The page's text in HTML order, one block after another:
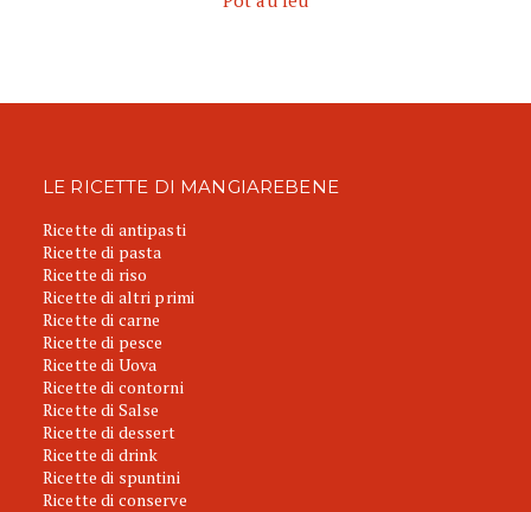
LE RICETTE DI MANGIAREBENE
Ricette di antipasti
Ricette di pasta
Ricette di riso
Ricette di altri primi
Ricette di carne
Ricette di pesce
Ricette di Uova
Ricette di contorni
Ricette di Salse
Ricette di dessert
Ricette di drink
Ricette di spuntini
Ricette di conserve